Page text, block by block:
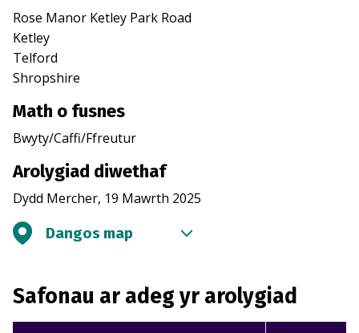
Rose Manor Ketley Park Road
Ketley
Telford
Shropshire
Math o fusnes
Bwyty/Caffi/Ffreutur
Arolygiad diwethaf
Dydd Mercher, 19 Mawrth 2025
Dangos map
Safonau ar adeg yr arolygiad